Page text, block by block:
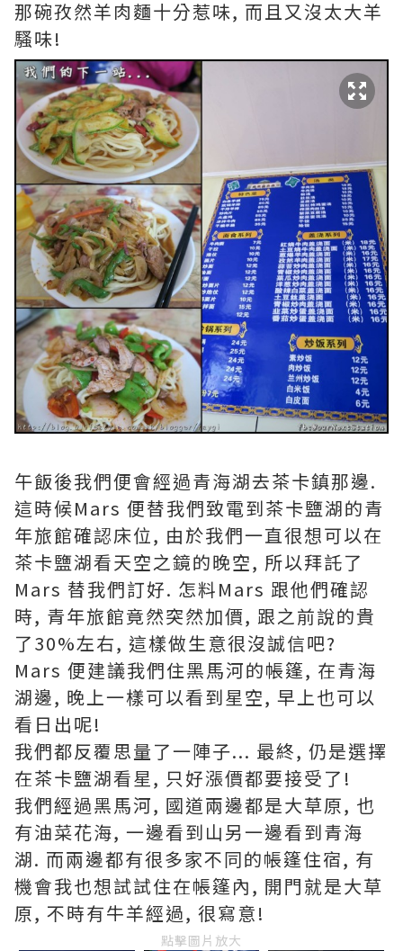
那碗孜然羊肉麵十分惹味, 而且又沒太大羊
騷味!
午飯後我們便會經過青海湖去茶卡鎮那邊.
這時候Mars 便替我們致電到茶卡鹽湖的青
年旅館確認床位, 由於我們一直很想可以在
茶卡鹽湖看天空之鏡的晚空, 所以拜託了
Mars 替我們訂好. 怎料Mars 跟他們確認
時, 青年旅館竟然突然加價, 跟之前說的貴
了30%左右, 這樣做生意很沒誠信吧?
Mars 便建議我們住黑馬河的帳篷, 在青海
湖邊, 晚上一樣可以看到星空, 早上也可以
看日出呢!
我們都反覆思量了一陣子... 最終, 仍是選擇
在茶卡鹽湖看星, 只好漲價都要接受了!
我們經過黑馬河, 國道兩邊都是大草原, 也
有油菜花海, 一邊看到山另一邊看到青海
湖. 而兩邊都有很多家不同的帳篷住宿, 有
機會我也想試試住在帳篷內, 開門就是大草
原, 不時有牛羊經過, 很寫意!
點擊圖片放大